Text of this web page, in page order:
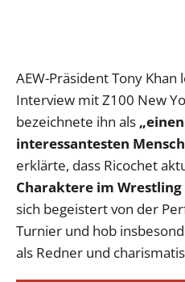
AEW-Präsident Tony
Interview mit Z100 New
bezeichnete ihn als
interessantesten
erklärte, dass Ricochet
Charaktere im
sich begeistert von der
Turnier und hob
als Redner und